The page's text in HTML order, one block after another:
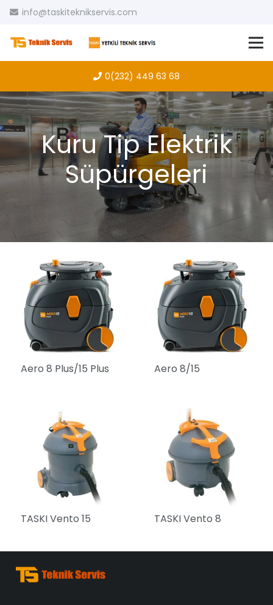
info@taskiteknikservis.com
0(232) 449 63 68
Kuru Tip Elektrik
Süpürgeleri
Aero 8 Plus/15 Plus Aero 8/15
TASKI Vento 15 TASKI Vento 8